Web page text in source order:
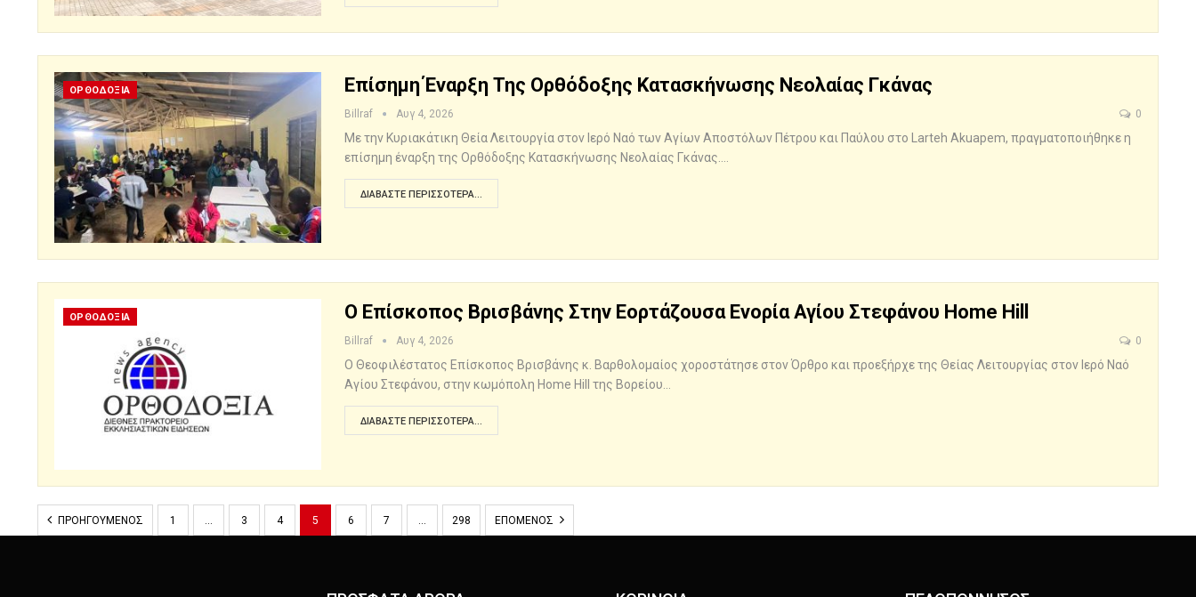
ΟΡΘΟΔΟΞΙΑ Επίσημη Έναρξη Της Ορθόδοξης Κατασκήνωσης Νεολαίας Γκάνας
Billraf Αυγ 4, 2026 0
Με την Κυριακάτικη Θεία Λειτουργία στον Ιερό Ναό των Αγίων Αποστόλων Πέτρου και Παύλου στο Larteh Akuapem, πραγματοποιήθηκε η
επίσημη έναρξη της Ορθόδοξης Κατασκήνωσης Νεολαίας Γκάνας.…
ΔΙΑΒΆΣΤΕ ΠΕΡΙΣΣΌΤΕΡΑ...
ΟΡΘΟΔΟΞΙΑ Ο Επίσκοπος Βρισβάνης Στην Εορτάζουσα Ενορία Αγίου Στεφάνου Home Hill
Billraf Αυγ 4, 2026 0
Ο Θεοφιλέστατος Επίσκοπος Βρισβάνης κ. Βαρθολομαίος χοροστάτησε στον Όρθρο και προεξήρχε της Θείας Λειτουργίας στον Ιερό Ναό
Αγίου Στεφάνου, στην κωμόπολη Home Hill της Βορείου…
ΔΙΑΒΆΣΤΕ ΠΕΡΙΣΣΌΤΕΡΑ...
ΠΡΟΗΓΟΎΜΕΝΟΣ 1 … 3 4 5 6 7 … 298 ΕΠΌΜΕΝΟΣ